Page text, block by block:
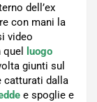
dell’ex
con mani la
video
luogo
giunti sul
catturati dalla
e spoglie e